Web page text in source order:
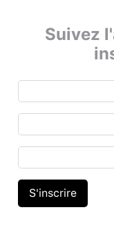
Suivez